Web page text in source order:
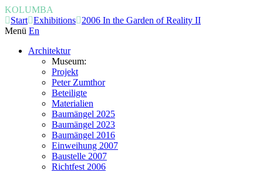
KOLUMBA
Start Exhibitions
2006 In the Garden of Reality II
Menü En
Architektur
Museum:
Projekt
Peter Zumthor
Beteiligte
Materialien
Baumängel 2025
Baumängel 2023
Baumängel 2016
Einweihung 2007
Baustelle 2007
Richtfest 2006